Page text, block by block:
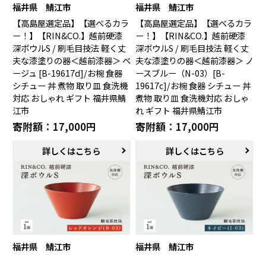
福井県 鯖江市
【高島屋選定品】【選べるカラ
ー！】【RIN&CO.】越前硬漆
深ボウルS / 刷毛目技法 軽く丈
夫な漆塗りの器＜越前漆器＞ ベ
ージュ [B-19617d]/お椀 食器
シチュー 丼 煮物 取り皿 食洗機
対応 おしゃれ ギフト 福井県鯖
江市
寄附額：17,000円
詳しくはこちら
福井県 鯖江市
【高島屋選定品】【選べるカラ
ー！】【RIN&CO.】越前硬漆
深ボウルS / 刷毛目技法 軽く丈
夫な漆塗りの器＜越前漆器＞ ノ
ースブルー（N-03）[B-
19617c]/お椀 食器 シチュー 丼
煮物 取り皿 食洗機対応 おしゃ
れ ギフト 福井県鯖江市
寄附額：17,000円
詳しくはこちら
福井県 鯖江市
福井県 鯖江市